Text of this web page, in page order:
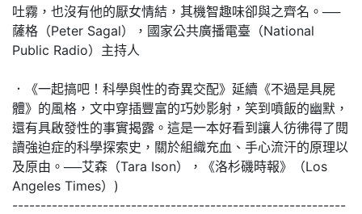
吐霧，也沒有他的厭女情結，其機智趣味卻與之齊名。──
薩格（Peter Sagal），國家公共廣播電臺（National
Public Radio）主持人
．《一起搞吧！科學與性的奇異交配》延續《不過是具屍
體》的風格，文中穿插豐富的巧妙影射，笑到噴飯的幽默，
還有具啟發性的事實揭露。這是一本好看到讓人彷彿得了閱
讀強迫症的科學探索史，關於組織充血、手心流汗的原理以
及原由。──艾森（Tara Ison），《洛杉磯時報》（Los
Angeles Times）)
-----------------------------------------------------------